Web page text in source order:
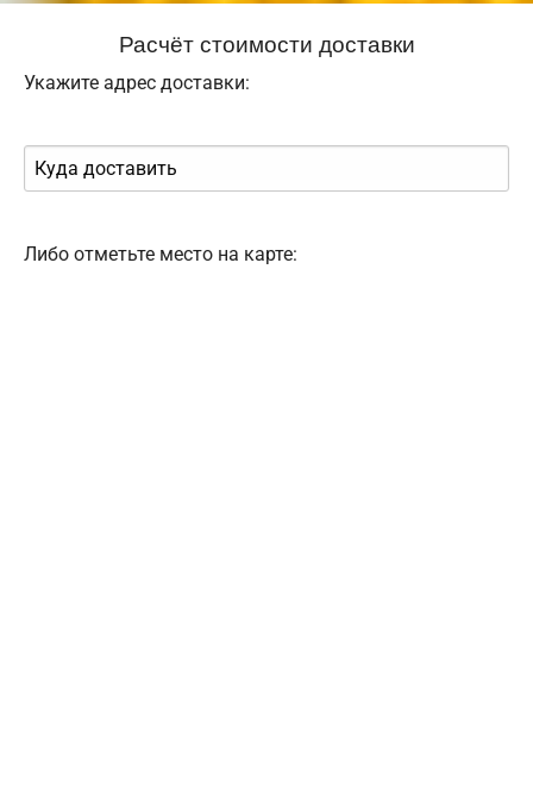
Расчёт стоимости доставки
Укажите адрес доставки:
Либо отметьте место на карте: